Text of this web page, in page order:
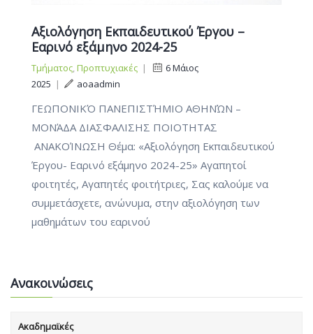
Αξιολόγηση Εκπαιδευτικού Έργου –
Εαρινό εξάμηνο 2024-25
Τμήματος,Προπτυχιακές |
6 Μάιος
2025 | aoaadmin
ΓΕΩΠΟΝΙΚΌ ΠΑΝΕΠΙΣΤΉΜΙΟ ΑΘΗΝΏΝ –
ΜΟΝΆΔΑ ΔΙΑΣΦΑΛΙΣΗΣ ΠΟΙΟΤΗΤΑΣ
ΑΝΑΚΟΊΝΩΣΗ Θέμα: «Αξιολόγηση Εκπαιδευτικού
Έργου- Εαρινό εξάμηνο 2024-25» Αγαπητοί
φοιτητές, Αγαπητές φοιτήτριες, Σας καλούμε να
συμμετάσχετε, ανώνυμα, στην αξιολόγηση των
μαθημάτων του εαρινού
Ανακοινώσεις
Ακαδημαϊκές